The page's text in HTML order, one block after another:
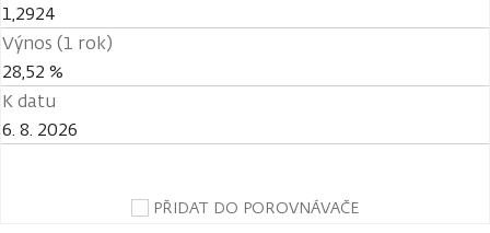
1,2924
Výnos (1 rok)
28,52 %
K datu
6. 8. 2026
PŘIDAT DO POROVNÁVAČE